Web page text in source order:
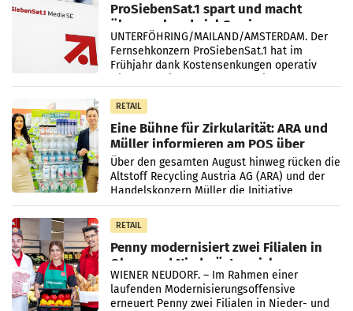
ProSiebenSat.1 spart und macht
überraschend viel Gewinn
UNTERFÖHRING/MAILAND/AMSTERDAM. Der
Fernsehkonzern ProSiebenSat.1 hat im
Frühjahr dank Kostensenkungen operativ
RETAIL
Eine Bühne für Zirkularität: ARA und
Müller informieren am POS über
Kreislauffähigkeit
Über den gesamten August hinweg rücken die
Altstoff Recycling Austria AG (ARA) und der
Handelskonzern Müller die Initiative
„Kreislauf-Helden“ in allen österreichischen
Müller-Filialen
RETAIL
Penny modernisiert zwei Filialen in
Ober- und Niederösterreich
WIENER NEUDORF. – Im Rahmen einer
laufenden Modernisierungsoffensive
erneuert Penny zwei Filialen in Nieder- und